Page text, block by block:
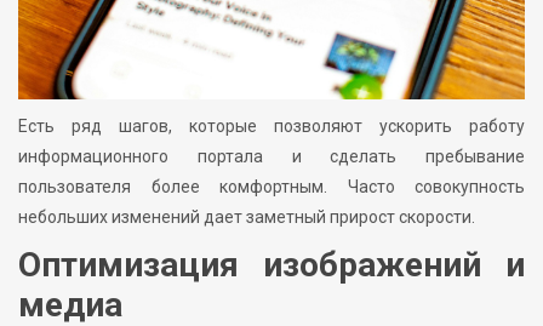
Есть ряд шагов, которые позволяют ускорить работу
информационного портала и сделать пребывание
пользователя более комфортным. Часто совокупность
небольших изменений дает заметный прирост скорости.
Оптимизация изображений и
медиа